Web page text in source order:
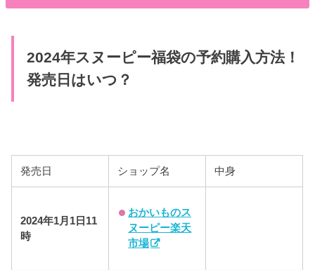
2024年スヌーピー福袋の予約購入方法！
発売日はいつ？
発売日 ショップ名 中身
2024年1月1日11
時
おかいものス
ヌーピー楽天
市場